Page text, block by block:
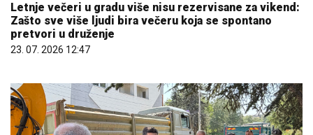
Letnje večeri u gradu više nisu rezervisane za vikend:
Zašto sve više ljudi bira večeru koja se spontano
pretvori u druženje
23. 07. 2026 12:47